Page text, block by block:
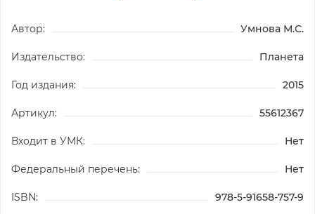
Автор: Умнова М.С.
Издательство: Планета
Год издания: 2015
Артикул: 55612367
Входит в УМК: Нет
Федеральный перечень: Нет
ISBN: 978-5-91658-757-9